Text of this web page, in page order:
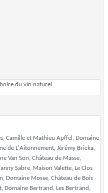
du vin naturel
Camille et Mathieu Apffel, Domaine
de L'Aitonnement, Jérémy Bricka,
Van Son, Château de Masse,
Sabre, Maison Valette, Le Clos
Domaine Mosse, Château de Bois
Domaine Bertrand, Les Bertrand,